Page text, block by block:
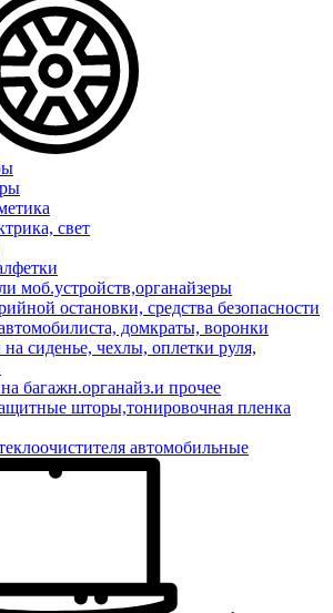
свет
моб.устройств,органайзеры
остановки, средства безопасности
домкраты, воронки
сиденье, чехлы, оплетки руля,
багажн.органайз.и прочее
шторы,тонировочная пленка
автомобильные